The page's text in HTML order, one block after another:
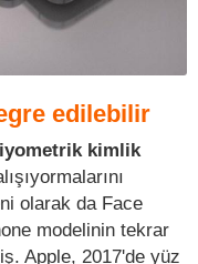
edilebilir
kimlik
olarak da Face
modelinin tekrar
Apple, 2017'de yüz